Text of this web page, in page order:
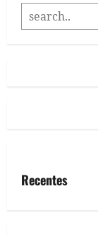
SEARCH
Recentes